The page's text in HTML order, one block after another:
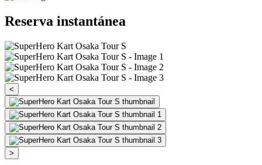
Reserva instantánea
<
>